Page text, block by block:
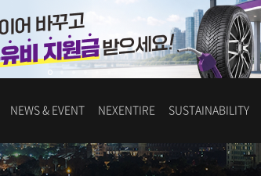
NEWS & EVENT NEXENTIRE SUSTAINABILITY